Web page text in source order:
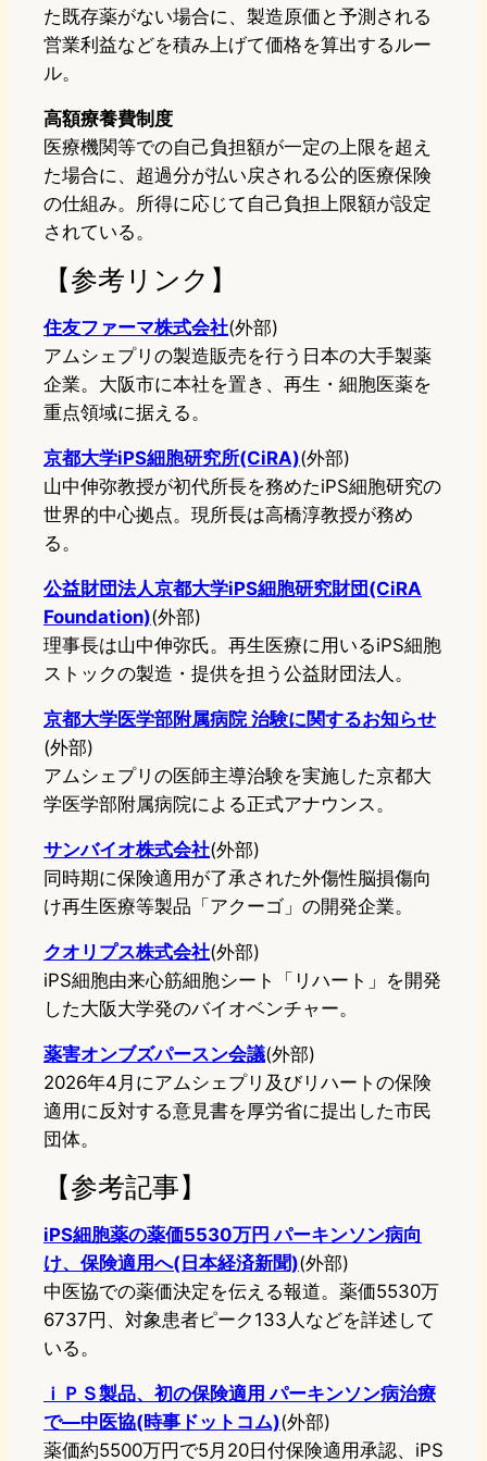
た既存薬がない場合に、製造原価と予測される
営業利益などを積み上げて価格を算出するルー
ル。
高額療養費制度
医療機関等での自己負担額が一定の上限を超え
た場合に、超過分が払い戻される公的医療保険
の仕組み。所得に応じて自己負担上限額が設定
されている。
【参考リンク】
住友ファーマ株式会社(外部)
アムシェプリの製造販売を行う日本の大手製薬
企業。大阪市に本社を置き、再生・細胞医薬を
重点領域に据える。
京都大学iPS細胞研究所(CiRA)(外部)
山中伸弥教授が初代所長を務めたiPS細胞研究の
世界的中心拠点。現所長は高橋淳教授が務め
る。
公益財団法人京都大学iPS細胞研究財団(CiRA
Foundation)(外部)
理事長は山中伸弥氏。再生医療に用いるiPS細胞
ストックの製造・提供を担う公益財団法人。
京都大学医学部附属病院 治験に関するお知らせ
(外部)
アムシェプリの医師主導治験を実施した京都大
学医学部附属病院による正式アナウンス。
サンバイオ株式会社(外部)
同時期に保険適用が了承された外傷性脳損傷向
け再生医療等製品「アクーゴ」の開発企業。
クオリプス株式会社(外部)
iPS細胞由来心筋細胞シート「リハート」を開発
した大阪大学発のバイオベンチャー。
薬害オンブズパースン会議(外部)
2026年4月にアムシェプリ及びリハートの保険
適用に反対する意見書を厚労省に提出した市民
団体。
【参考記事】
iPS細胞薬の薬価5530万円 パーキンソン病向
け、保険適用へ(日本経済新聞)(外部)
中医協での薬価決定を伝える報道。薬価5530万
6737円、対象患者ピーク133人などを詳述して
いる。
ｉＰＳ製品、初の保険適用 パーキンソン病治療
で―中医協(時事ドットコム)(外部)
薬価約5500万円で5月20日付保険適用承認、iPS